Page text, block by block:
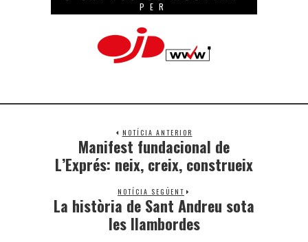
PER
NOTÍCIA ANTERIOR
Manifest fundacional de
L’Exprés: neix, creix, construeix
NOTÍCIA SEGÜENT
La història de Sant Andreu sota
les llambordes